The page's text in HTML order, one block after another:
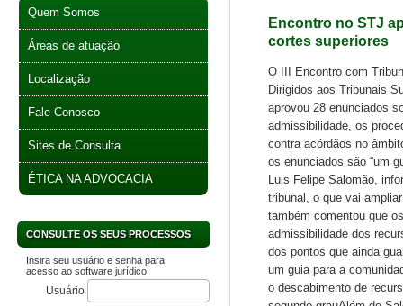
Quem Somos
Áreas de atuação
Localização
Fale Conosco
Sites de Consulta
ÉTICA NA ADVOCACIA
CONSULTE OS SEUS PROCESSOS
Insira seu usuário e senha para
acesso ao software jurídico
Usuário
Encontro no STJ
cortes superiores
O III Encontro com
Dirigidos aos Tribunais
aprovou 28 enunciados
admissibilidade, os
contra acórdãos no
os enunciados são “um
Luis Felipe Salomão,
tribunal, o que vai
também comentou que
admissibilidade dos
dos pontos que ainda
um guia para a
o descabimento de